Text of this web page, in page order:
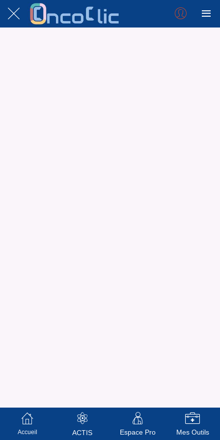
Accueil ACTIS Espace Pro Mes Outils